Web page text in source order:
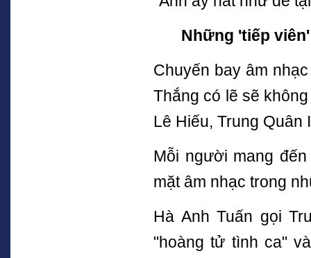
Những 'tiếp
Chuyến bay âm
Thắng có lẽ sẽ
Lê Hiếu, Trung Quân
Mỗi người mang
mặt âm nhạc trong
Hà Anh Tuấn gọi
"hoàng tử tình ca"